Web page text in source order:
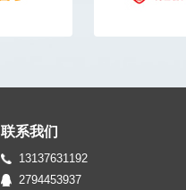
联系我们
13137631192
2794453937